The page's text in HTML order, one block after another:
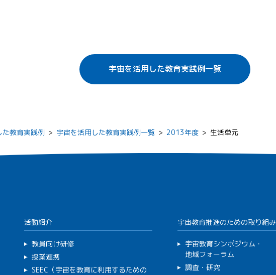
宇宙を活用した教育実践例一覧
た教育実践例 > 宇宙を活用した教育実践例一覧 > 2013年度 > 生活単元
活動紹介
教員向け研修
授業連携
SEEC（宇宙を教育に利用するための
宇宙教育推進のための取り組み
宇宙教育シンポジウム・
地域フォーラム
調査・研究